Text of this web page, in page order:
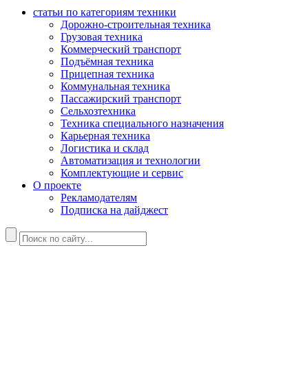
статьи по категориям техники
Дорожно-строительная техника
Грузовая техника
Коммерческий транспорт
Подъёмная техника
Прицепная техника
Коммунальная техника
Пассажирский транспорт
Сельхозтехника
Техника специального назначения
Карьерная техника
Логистика и склад
Автоматизация и технологии
Комплектующие и сервис
О проекте
Рекламодателям
Подписка на дайджест